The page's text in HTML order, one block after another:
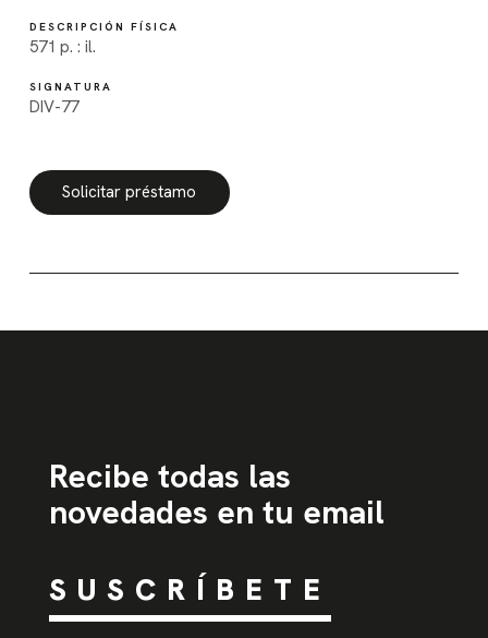
DESCRIPCIÓN FÍSICA
571 p. : il.
SIGNATURA
DIV-77
Solicitar préstamo
Recibe todas las
novedades en tu email
SUSCRÍBETE